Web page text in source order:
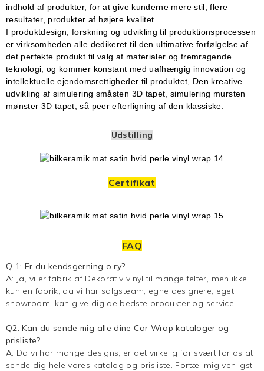
indhold af produkter, for at give kunderne mere stil, flere
resultater, produkter af højere kvalitet.
I produktdesign, forskning og udvikling til produktionsprocessen
er virksomheden alle dedikeret til den ultimative forfølgelse af
det perfekte produkt til valg af materialer og fremragende
teknologi, og kommer konstant med uafhængig innovation og
intellektuelle ejendomsrettigheder til produktet, Den kreative
udvikling af simulering småsten 3D tapet, simulering mursten
mønster 3D tapet, så peer efterligning af den klassiske.
Udstilling
Certifikat
FAQ
Q 1: Er du kendsgerning o ry?
A: Ja, vi er fabrik af Dekorativ vinyltil mange felter, men ikke
kun en fabrik, da vi har salgsteam, egne designere, eget
showroom, kan give dig de bedste produkter og service.
Q2: Kan du sende mig alle dineCar Wrapkataloger og
prisliste?
A: Da vi har mange designs, er det virkelig for svært for os at
sende dig hele vores katalog og prisliste. Fortæl mig venligst